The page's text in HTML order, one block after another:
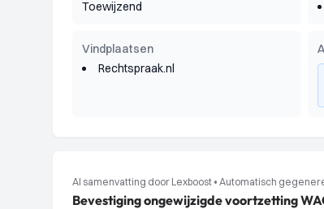
Toewijzend
Vindplaatsen
Rechtspraak.nl
AI samenvatting door Lexboost • Automatisch
Bevestiging ongewijzigde voortzetting